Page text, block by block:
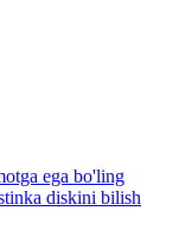
ega bo'ling
diskini bilish